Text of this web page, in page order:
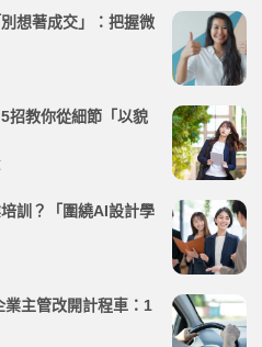
想著成交」：把握微
招教你從細節「以貌
訓？「圍繞AI設計學
主管改開計程車：1